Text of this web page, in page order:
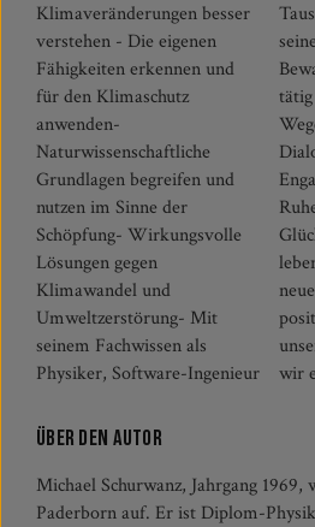
Klimaveränderungen besser
verstehen - Die eigenen
Fähigkeiten erkennen und
für den Klimaschutz
anwenden-
Naturwissenschaftliche
Grundlagen begreifen und
nutzen im Sinne der
Schöpfung- Wirkungsvolle
Lösungen gegen
Klimawandel und
Umweltzerstörung- Mit
seinem Fachwissen als
Physiker, Software-Ingenieur
Tauschen kann jeder in
seinem Alltag für die
Bewahrung der Schöpfung
tätig werden. Doch auch
Wege zu einem besseren
Dialog, politischem
Engagement und innerer
Ruhe werden aufgezeigt.
Glücklich und zufrieden
leben mit der Natur durch
neue Denkweisen und
positive Perspektiven für
unser aller Handeln: Packen
wir
Über den Autor
Michael Schurwanz, Jahrgang 1969,
Paderborn auf. Er ist Diplom-